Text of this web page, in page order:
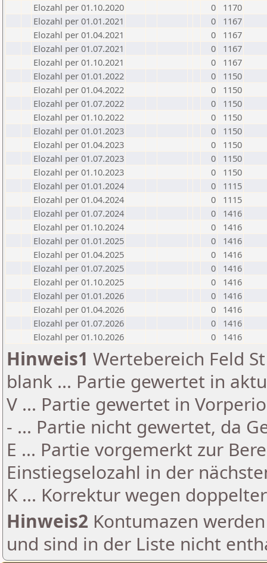
Elozahl per 01.10.2020
0
1170
Elozahl per 01.01.2021
0
1167
Elozahl per 01.04.2021
0
1167
Elozahl per 01.07.2021
0
1167
Elozahl per 01.10.2021
0
1167
Elozahl per 01.01.2022
0
1150
Elozahl per 01.04.2022
0
1150
Elozahl per 01.07.2022
0
1150
Elozahl per 01.10.2022
0
1150
Elozahl per 01.01.2023
0
1150
Elozahl per 01.04.2023
0
1150
Elozahl per 01.07.2023
0
1150
Elozahl per 01.10.2023
0
1150
Elozahl per 01.01.2024
0
1115
Elozahl per 01.04.2024
0
1115
Elozahl per 01.07.2024
0
1416
Elozahl per 01.10.2024
0
1416
Elozahl per 01.01.2025
0
1416
Elozahl per 01.04.2025
0
1416
Elozahl per 01.07.2025
0
1416
Elozahl per 01.10.2025
0
1416
Elozahl per 01.01.2026
0
1416
Elozahl per 01.04.2026
0
1416
Elozahl per 01.07.2026
0
1416
Elozahl per 01.10.2026
0 1416
Hinweis1 Wertebereich Feld
blank ... Partie gewertet in
V ... Partie gewertet in
- ... Partie nicht gewertet, da
E ... Partie vorgemerkt zur
Einstiegselozahl in der
K ... Korrektur wegen
Hinweis2 Kontumazen
und sind in der Liste nicht